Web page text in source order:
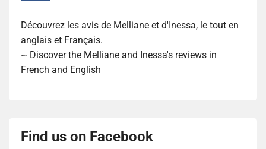
Découvrez les avis de Melliane et d'Inessa, le tout en
anglais et Français.
~ Discover the Melliane and Inessa's reviews in
French and English
Find us on Facebook